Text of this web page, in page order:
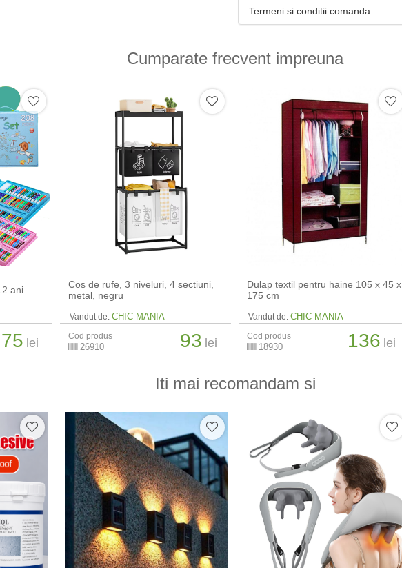
Termeni si conditii comanda
Cumparate frecvent impreuna
ani
75 lei
Cos de rufe, 3 niveluri, 4 sectiuni,
metal, negru
Vandut de: CHIC MANIA
Cod produs
26910 93 lei
Dulap textil pentru haine 105 x 45 x
175 cm
Vandut de: CHIC MANIA
Cod produs
18930 136 lei
Iti mai recomandam si